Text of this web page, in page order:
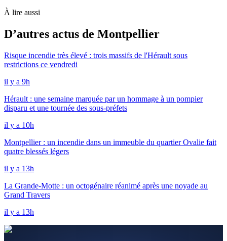
À lire aussi
D’autres actus de Montpellier
Risque incendie très élevé : trois massifs de l'Hérault sous
restrictions ce vendredi
il y a 9h
Hérault : une semaine marquée par un hommage à un pompier
disparu et une tournée des sous-préfets
il y a 10h
Montpellier : un incendie dans un immeuble du quartier Ovalie fait
quatre blessés légers
il y a 13h
La Grande-Motte : un octogénaire réanimé après une noyade au
Grand Travers
il y a 13h